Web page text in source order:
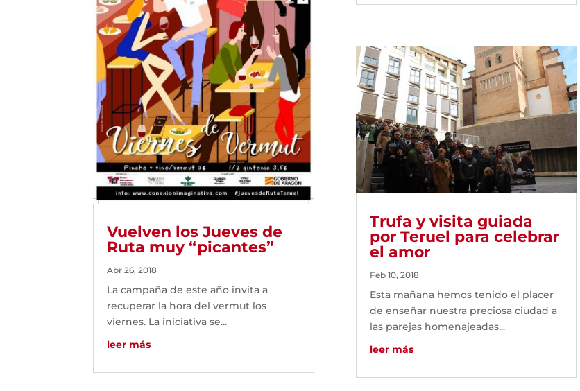
Vuelven los Jueves de
Ruta muy “picantes”
Abr 26, 2018
La campaña de este año invita a
recuperar la hora del vermut los
viernes. La iniciativa se...
leer más
Trufa y visita guiada
por Teruel para celebrar
el amor
Feb 10, 2018
Esta mañana hemos tenido el placer
de enseñar nuestra preciosa ciudad a
las parejas homenajeadas...
leer más